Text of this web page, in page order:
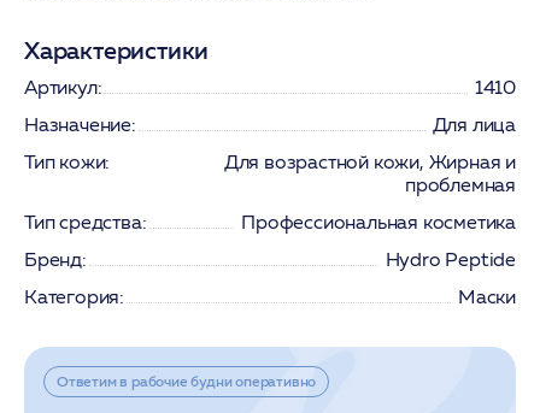
Характеристики
Артикул:
1410
Назначение:
Для лица
Тип кожи:
Для возрастной кожи, Жирная и
проблемная
Тип средства:
Профессиональная косметика
Бренд:
Hydro Peptide
Категория:
Маски
Ответим в рабочие будни оперативно